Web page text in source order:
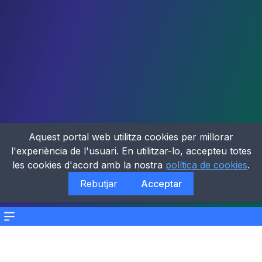
Menu
Aquest portal web utilitza cookies per millorar
l'experiència de l'usuari. En utilitzar-lo, accepteu totes
les cookies d'acord amb la nostra política de cookies.
Rebutjar
Acceptar